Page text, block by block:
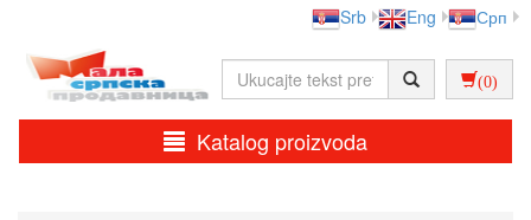
Srb Eng Срп
(0)
Katalog proizvoda